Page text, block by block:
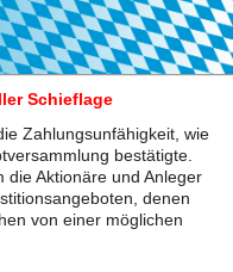
Schieflage
Zahlungsunfähigkeit, wie
bestätigte.
die Aktionäre und Anleger
denen
von einer möglichen